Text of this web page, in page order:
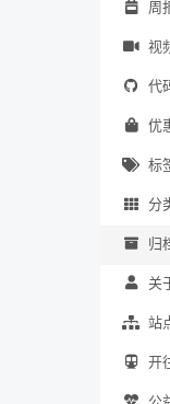
周
视
代
优
标
分
归
关
站
开